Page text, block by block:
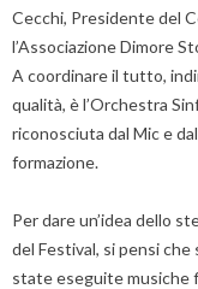
Cecchi, Presidente del
l’Associazione Dimore
A coordinare il tutto,
qualità, è l’Orchestra
riconosciuta dal Mic e
formazione.
Per dare un’idea dello
del Festival, si pensi
state eseguite musiche